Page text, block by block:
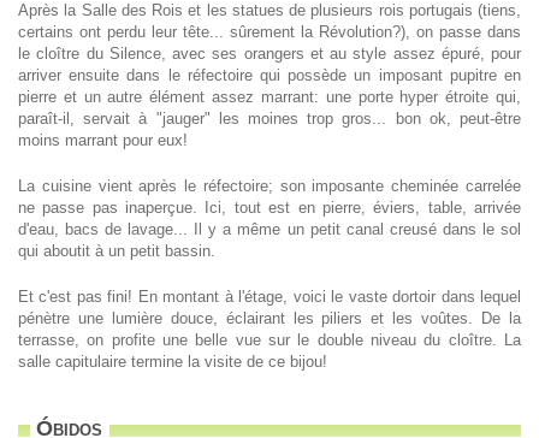
Après la Salle des Rois et les statues de plusieurs rois portugais (tiens,
certains ont perdu leur tête... sûrement la Révolution?), on passe dans
le cloître du Silence, avec ses orangers et au style assez épuré, pour
arriver ensuite dans le réfectoire qui possède un imposant pupitre en
pierre et un autre élément assez marrant: une porte hyper étroite qui,
paraît-il, servait à "jauger" les moines trop gros... bon ok, peut-être
moins marrant pour eux!
La cuisine vient après le réfectoire; son imposante cheminée carrelée
ne passe pas inaperçue. Ici, tout est en pierre, éviers, table, arrivée
d'eau, bacs de lavage... Il y a même un petit canal creusé dans le sol
qui aboutit à un petit bassin.
Et c'est pas fini! En montant à l'étage, voici le vaste dortoir dans lequel
pénètre une lumière douce, éclairant les piliers et les voûtes. De la
terrasse, on profite une belle vue sur le double niveau du cloître. La
salle capitulaire termine la visite de ce bijou!
Óbidos